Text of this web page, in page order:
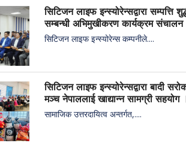
सिटिजन लाइफ इन्स्योरेन्सद्वारा सम्पत्ति
सम्बन्धी अभिमुखीकरण कार्यक्रम संचालन
सिटिजन लाइफ इन्स्योरेन्स कम्पनीले....
सिटिजन लाइफ इन्स्योरेन्सद्वारा बादी
मञ्च नेपाललाई खाद्यान्न सामग्री सहयोग
सामाजिक उत्तरदायित्व अन्तर्गत,....